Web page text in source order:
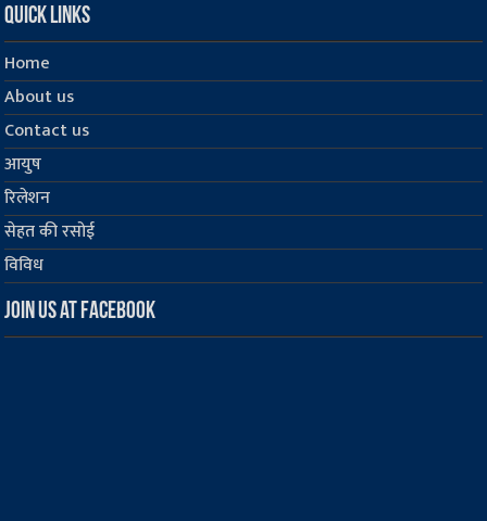
Quick Links
Home
About us
Contact us
आयुष
रिलेशन
सेहत की रसोई
विविध
Join us at Facebook